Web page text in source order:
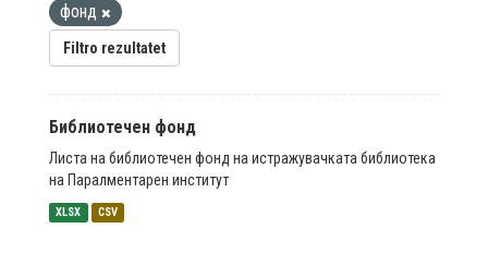
фонд
Filtro rezultatet
Библиотечен фонд
Листа на библиотечен фонд на истражувачката библиотека
на Паралментарен институт
XLSX CSV